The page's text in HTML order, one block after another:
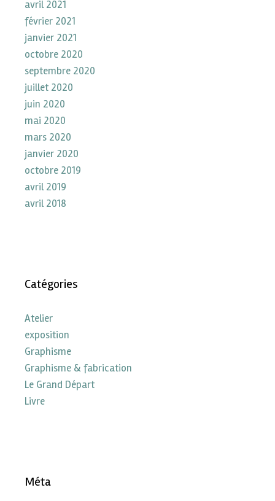
avril 2021
février 2021
janvier 2021
octobre 2020
septembre 2020
juillet 2020
juin 2020
mai 2020
mars 2020
janvier 2020
octobre 2019
avril 2019
avril 2018
Catégories
Atelier
exposition
Graphisme
Graphisme & fabrication
Le Grand Départ
Livre
Méta